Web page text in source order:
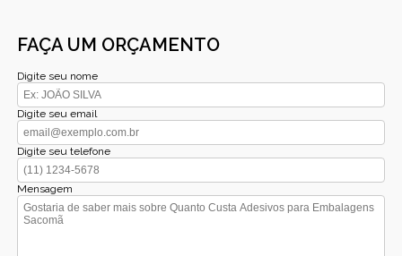
FAÇA UM ORÇAMENTO
Digite seu nome
Digite seu email
Digite seu telefone
Mensagem